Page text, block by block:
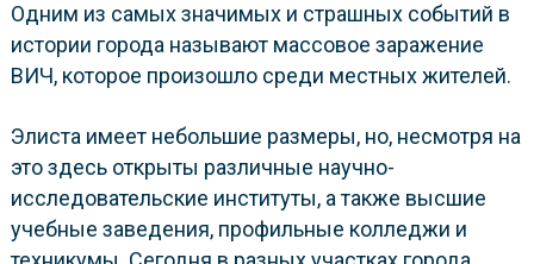
Одним из самых значимых и страшных событий в
истории города называют массовое заражение
ВИЧ, которое произошло среди местных жителей.
Элиста имеет небольшие размеры, но, несмотря на
это здесь открыты различные научно-
исследовательские институты, а также высшие
учебные заведения, профильные колледжи и